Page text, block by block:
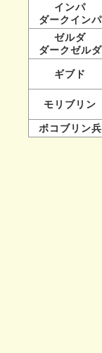
インパ
ダークインパ
ゼルダ
ダークゼルダ
ギブド
モリブリン
ボコブリン兵